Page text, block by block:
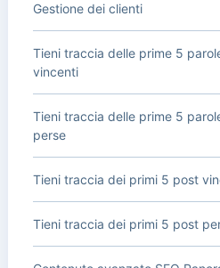
Gestione dei clienti
Tieni traccia delle prime 5
vincenti
Tieni traccia delle prime 5
perse
Tieni traccia dei primi 5 post
Tieni traccia dei primi 5 post